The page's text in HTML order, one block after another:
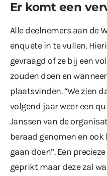
Er komt een
Alle deelnemers aan de
enquete in te vullen.
gevraagd of ze bij een
zouden doen en
plaatsvinden. “We zien
volgend jaar weer een
Janssen van de
beraad genomen en
gaan doen”. Een
geprikt maar deze zal